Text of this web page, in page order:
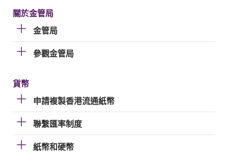
關於金管局
金管局
參觀金管局
貨幣
申請複製香港流通紙幣
聯繫匯率制度
紙幣和硬幣